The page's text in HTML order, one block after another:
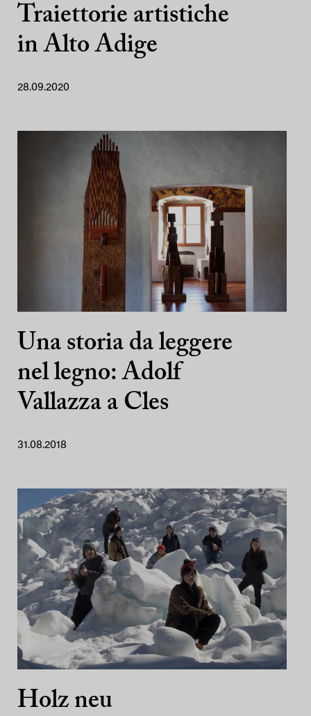
Traiettorie artistiche
in Alto Adige
28.09.2020
Una storia da leggere
nel legno: Adolf
Vallazza a Cles
31.08.2018
Holz neu